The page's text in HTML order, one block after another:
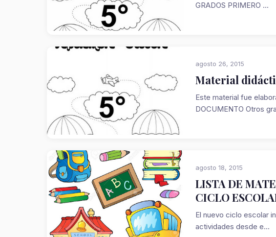
GRADOS PRIMERO ...
agosto 26, 2015
Material
Este material fue
DOCUMENTO Otros
agosto 18, 2015
LISTA DE
CICLO
El nuevo ciclo escolar
actividades desde e...